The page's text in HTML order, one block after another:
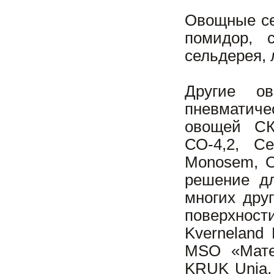
Овощные
помидор,
сельдерея,
Другие
овощей
СО-4,2,
Monosem,
решение
многих
MSO
KRUK